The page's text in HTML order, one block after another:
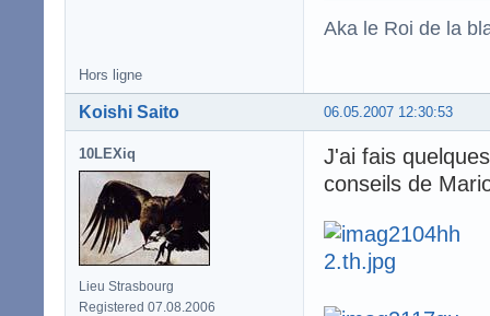
Aka le Roi de la
Hors ligne
06.05.2007 12:30:53
Koishi Saito
10LEXiq
Lieu Strasbourg
Registered 07.08.2006
J'ai fais
conseils de